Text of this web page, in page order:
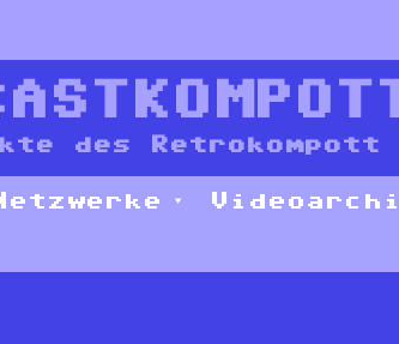
des Retrokompott